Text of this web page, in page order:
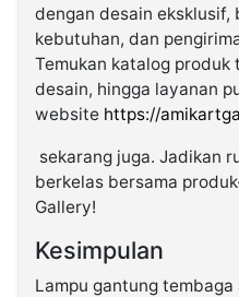
dengan desain eksklusif,
kebutuhan, dan
Temukan katalog
desain, hingga layanan
website https://
sekarang juga. Jadikan
berkelas bersama
Gallery!
Kesimpulan
Lampu gantung